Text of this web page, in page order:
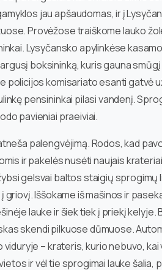
jau apšaudomas, ir į
Provėžose traiškome lauko
Lysyčansko apylinkėse
boksininką, kuris gauna
policijos komisariato esanti
pensininkai pilasi vandenį.
pavieniai praeiviai.
palengvėjimą. Rodos, kad
ir pakelės nusėti naujais
gelsvai baltos staigių
griovį. Iššokame iš mašinos ir
lauke ir šiek tiek į priekį
skendi pilkuose dūmuose.
viduryje – krateris, kurio nebuvo,
ir vėl tie sprogimai lauke šalia,